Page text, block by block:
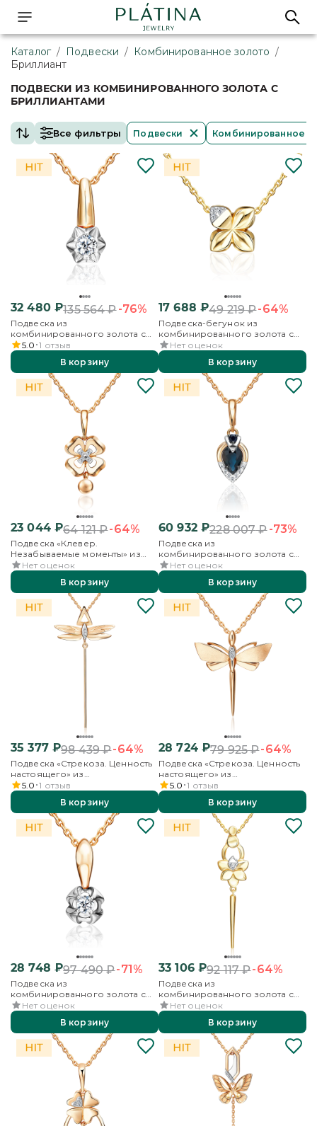
Каталог / Подвески / Комбинированное золото /
Бриллиант
ПОДВЕСКИ ИЗ КОМБИНИРОВАННОГО ЗОЛОТА С
БРИЛЛИАНТАМИ
Все фильтры Подвески Комбинированное
32 480₽135 564₽-76%
Подвеска из
комбинированного золота с
бриллиантом
5.0 1 отзыв
В корзину
17 688 ₽49 219₽-64%
Подвеска-бегунок из
комбинированного золота с
бриллиантами
Нет оценок
В корзину
23 044₽64 121₽-64%
Подвеска «Клевер.
Незабываемые моменты» из
комбинированного золота с
бриллиантами
Нет оценок
В корзину
60 932₽228 007₽-73%
Подвеска из
комбинированного золота с
сапфирами и бриллиантами
Нет оценок
В корзину
35 377₽98 439₽-64%
Подвеска «Стрекоза. Ценность
настоящего» из
комбинированного золота с
бриллиантами
5.0 1 отзыв
В корзину
28 724₽79 925₽-64%
Подвеска «Стрекоза. Ценность
настоящего» из
комбинированного золота с
бриллиантами
5.0 1 отзыв
В корзину
28 748 ₽97 490₽-71%
Подвеска из
комбинированного золота с
бриллиантом
Нет оценок
В корзину
33 106₽92 117₽-64%
Подвеска из
комбинированного золота с
бриллиантами
Нет оценок
В корзину